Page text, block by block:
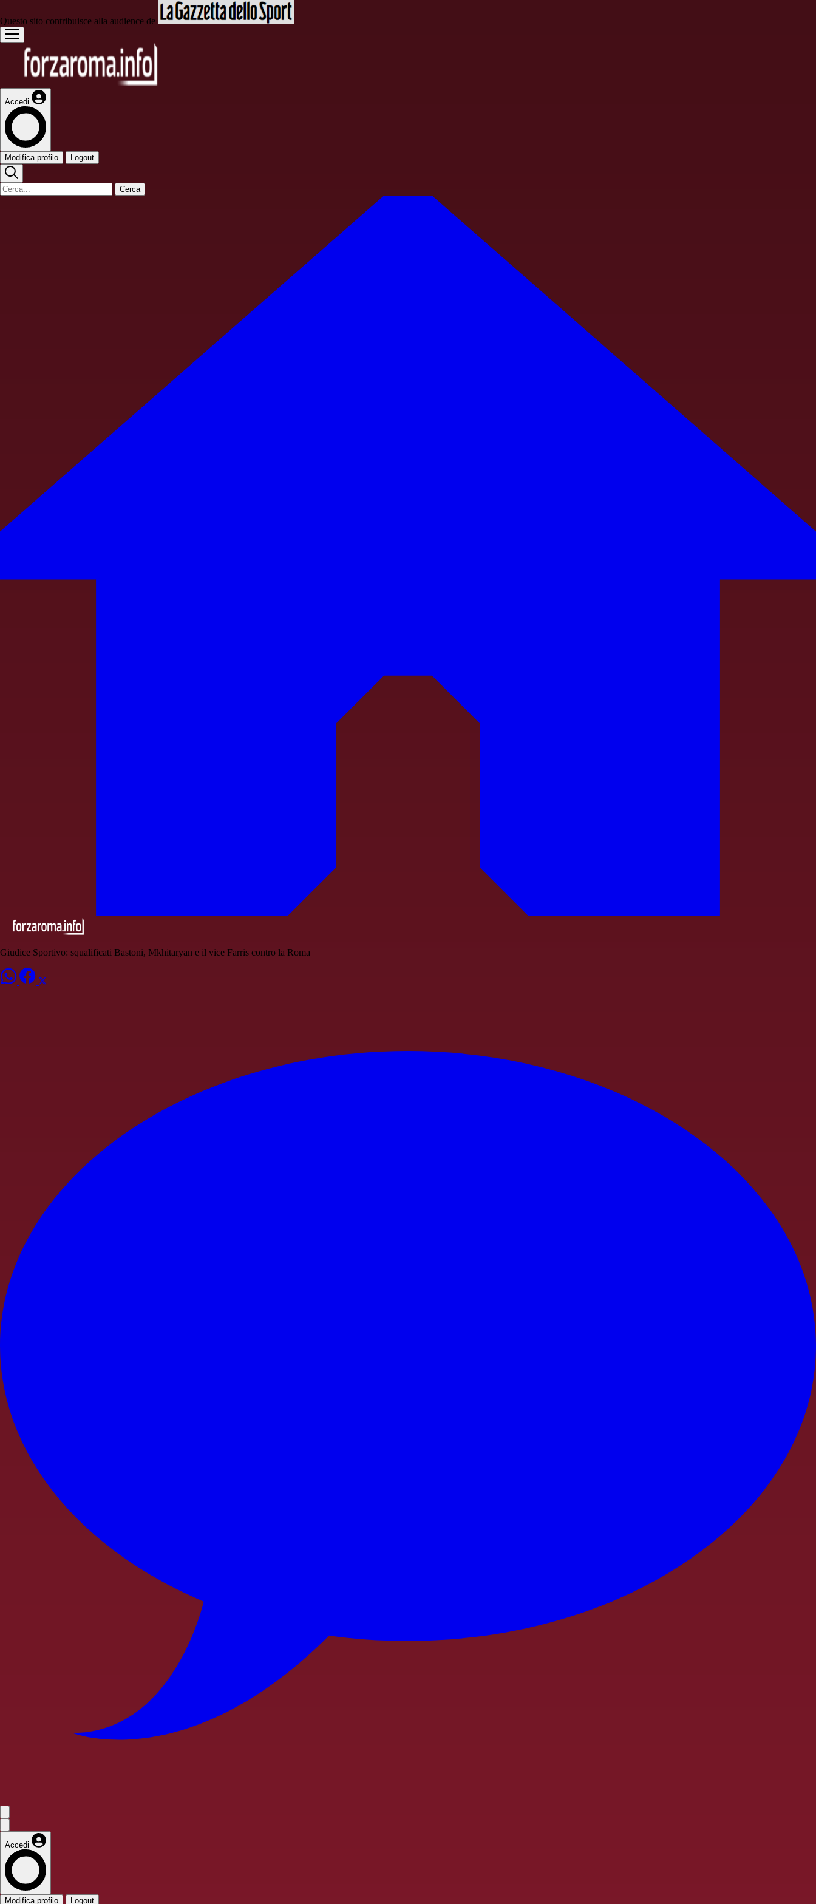
Questo sito contribuisce alla audience de
Accedi
Modifica profilo Logout
Cerca
Giudice Sportivo: squalificati Bastoni, Mkhitaryan e il vice Farris contro la Roma
Accedi
Modifica profilo Logout